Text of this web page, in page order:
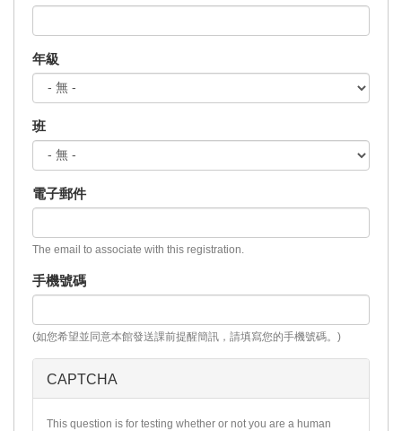
年級
班
電子郵件
The email to associate with this registration.
手機號碼
(如您希望並同意本館發送課前提醒簡訊，請填寫您的手機號碼。)
CAPTCHA
This question is for testing whether or not you are a human